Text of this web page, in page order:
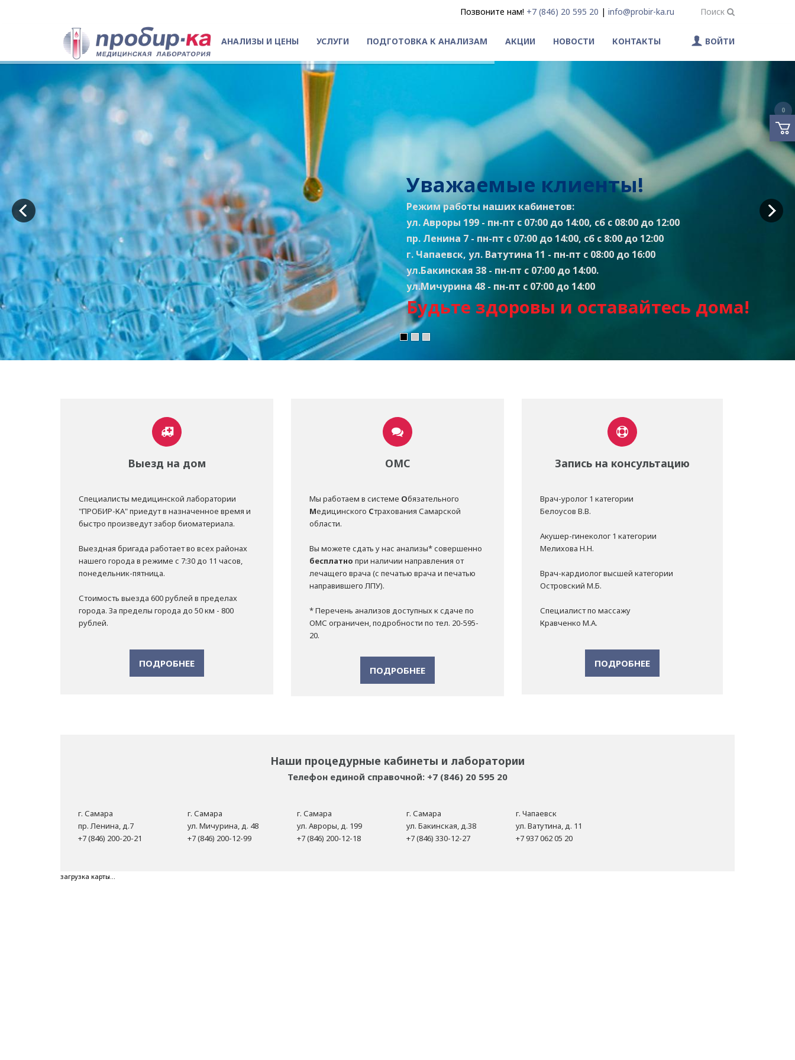
Позвоните нам! +7 (846) 20 595 20 | info@probir-ka.ru Поиск
АНАЛИЗЫ И ЦЕНЫ УСЛУГИ ПОДГОТОВКА К АНАЛИЗАМ АКЦИИ НОВОСТИ КОНТАКТЫ ВОЙТИ
Уважаемые клиенты!
Режим работы наших кабинетов:
ул. Авроры 199 - пн-пт с 07:00 до 14:00, сб с 08:00 до 12:00
пр. Ленина 7 - пн-пт с 07:00 до 14:00, сб с 8:00 до 12:00
г. Чапаевск, ул. Ватутина 11 - пн-пт с 08:00 до 16:00
ул.Бакинская 38 - пн-пт с 07:00 до 14:00.
ул.Мичурина 48 - пн-пт с 07:00 до 14:00
Будьте здоровы и оставайтесь дома!
Выезд на дом
Специалисты медицинской лаборатории
"ПРОБИР-КА" приедут в назначенное время и
быстро произведут забор биоматериала.
Выездная бригада работает во всех районах
нашего города в режиме с 7:30 до 11 часов,
понедельник-пятница.
Стоимость выезда 600 рублей в пределах
города. За пределы города до 50 км - 800
рублей.
ПОДРОБНЕЕ
ОМС
Мы работаем в системе Обязательного
Медицинского Страхования Самарской
области.
Вы можете сдать у нас анализы* совершенно
бесплатно при наличии направления от
лечащего врача (с печатью врача и печатью
направившего ЛПУ).
* Перечень анализов доступных к сдаче по
ОМС ограничен, подробности по тел. 20-595-
20.
ПОДРОБНЕЕ
Запись на консультацию
Врач-уролог 1 категории
Белоусов В.В.
Акушер-гинеколог 1 категории
Мелихова Н.Н.
Врач-кардиолог высшей категории
Островский М.Б.
Специалист по массажу
Кравченко М.А.
ПОДРОБНЕЕ
Наши процедурные кабинеты и лаборатории
Телефон единой справочной: +7 (846) 20 595 20
г. Самара
пр. Ленина, д.7
+7 (846) 200-20-21
г. Самара
ул. Мичурина, д. 48
+7 (846) 200-12-99
г. Самара
ул. Авроры, д. 199
+7 (846) 200-12-18
г. Самара
ул. Бакинская, д.38
+7 (846) 330-12-27
г. Чапаевск
ул. Ватутина, д. 11
+7 937 062 05 20
загрузка карты...
0